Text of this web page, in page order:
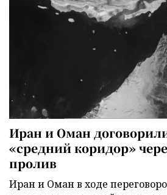
Иран и Оман
«средний коридор»
пролив
Иран и Оман в ходе